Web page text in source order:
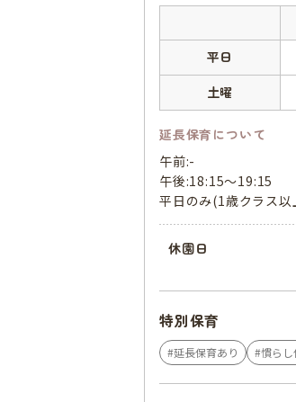
平日
土曜
延長保育について
午前:-
午後:18:15～19:15
平日のみ(1歳クラス以
休園日
特別保育
延長保育あり 慣らし